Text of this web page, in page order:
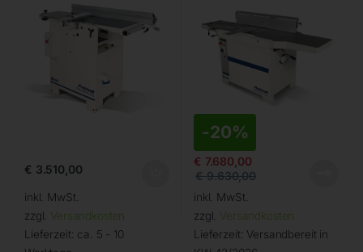
€ 3.510,00
inkl. MwSt.
zzgl. Versandkosten
Lieferzeit: ca. 5 - 10
-20%
€ 7.680,00
€9.630,00
inkl. MwSt.
zzgl. Versandkosten
Lieferzeit: Versandbereit in